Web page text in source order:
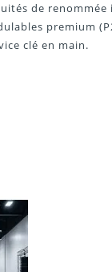
de
premium
clé en main.